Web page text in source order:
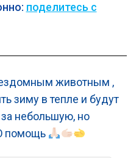
поделитесь с
животным ,
зиму в тепле и будут
небольшую, но